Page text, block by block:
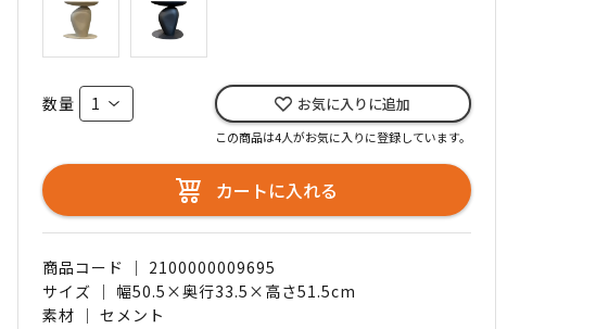
数量 お気に入りに追加
この商品は4人がお気に入りに登録しています。
カートに入れる
商品コード ｜ 2100000009695
サイズ ｜ 幅50.5×奥行33.5×高さ51.5cm
素材 ｜ セメント